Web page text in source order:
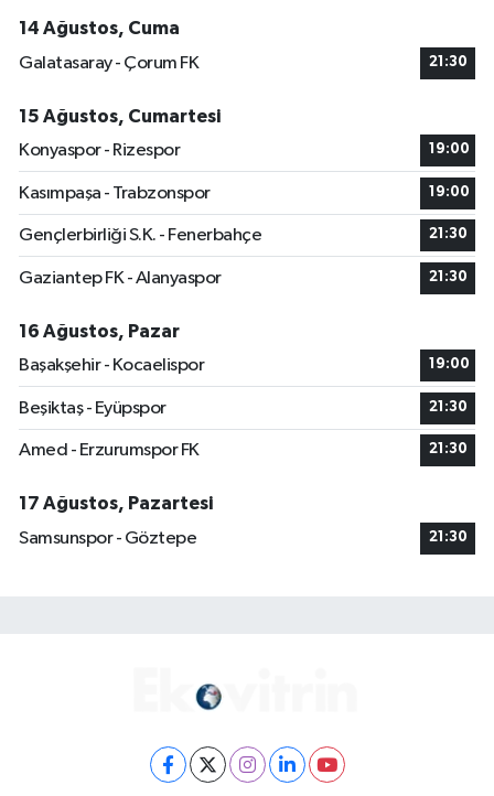
14 Ağustos, Cuma
Galatasaray - Çorum FK
21:30
15 Ağustos, Cumartesi
Konyaspor - Rizespor
19:00
Kasımpaşa - Trabzonspor 19:00
Gençlerbirliği S.K. - Fenerbahçe 21:30
Gaziantep FK - Alanyaspor 21:30
16 Ağustos, Pazar
Başakşehir - Kocaelispor
19:00
Beşiktaş - Eyüpspor 21:30
Amed - Erzurumspor FK 21:30
17 Ağustos, Pazartesi
Samsunspor - Göztepe
21:30